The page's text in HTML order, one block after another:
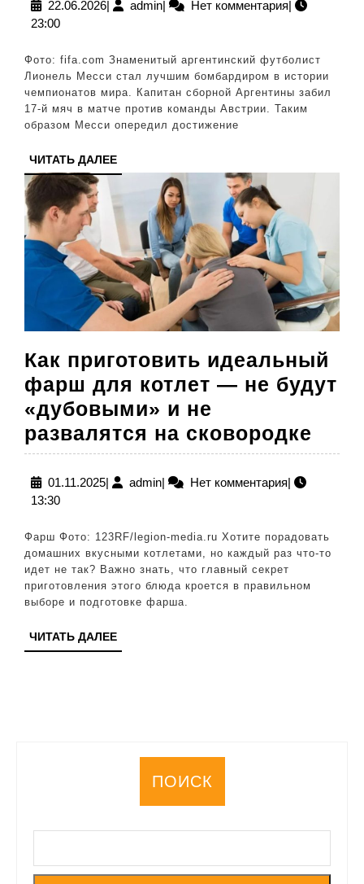
в
истории
чемпионатов
мира
по
футболу
22.06.202622.06.2026
| adminadmin
| Нет комментария|
23:00
Фото: fifa.com Знаменитый аргентинский футболист
Лионель Месси стал лучшим бомбардиром в истории
чемпионатов мира. Капитан сборной Аргентины забил
17-й мяч в матче против команды Австрии. Таким
образом Месси опередил достижение
ЧИТАТЬ ДАЛЕЕЧИТАТЬ
ДАЛЕЕ
Как приготовить идеальный
фарш для котлет — не будут
«дубовыми» и не
развалятся на сковородке
для
01.11.202501.11.2025
| adminadmin
| Нет комментария|
13:30
Фарш Фото: 123RF/legion-media.ru Хотите порадовать
домашних вкусными котлетами, но каждый раз что-то
идет не так? Важно знать, что главный секрет
приготовления этого блюда кроется в правильном
выборе и подготовке фарша.
ЧИТАТЬ ДАЛЕЕЧИТАТЬ
ДАЛЕЕ
ПОИСК